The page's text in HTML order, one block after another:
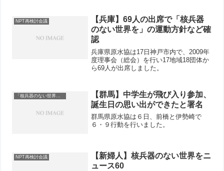
ために 核兵器全面禁止を」の横断幕を
掲げ、身をかがめ...
NPT再検討会議
【兵庫】69人の出席で「核兵器
のない世界を」の運動方針など確
認
兵庫県原水協は17日神戸市内で、2009年
度理事会（総会）を行い17地域18団体か
ら69人が出席しました。
「核兵器のない世界を」
【群馬】中学生が飛び入り参加、
誕生日の思い出ができたと署名
群馬県原水協は６日、前橋と伊勢崎で
６・９行動を行いました。
NPT再検討会議
【新婦人】核兵器のない世界をニ
ュース60